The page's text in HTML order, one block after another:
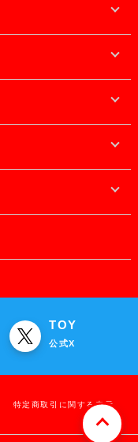
TOY
公式X
特定商取引に関する表示